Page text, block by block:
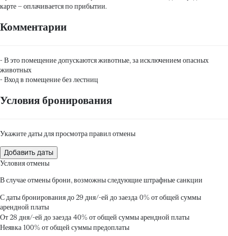
карте – оплачивается по прибытии.
Комментарии
- В это помещение допускаются животные, за исключением опасных
животных
- Вход в помещение без лестниц
Условия бронирования
Укажите даты для просмотра правил отмены
Добавить даты
Условия отмены
В случае отмены брони, возможны следующие штрафные санкции
С даты бронирования до 29 дня/-ей до заезда 0% от общей суммы
арендной платы
От 28 дня/-ей до заезда 40% от общей суммы арендной платы
Неявка 100% от общей суммы предоплаты